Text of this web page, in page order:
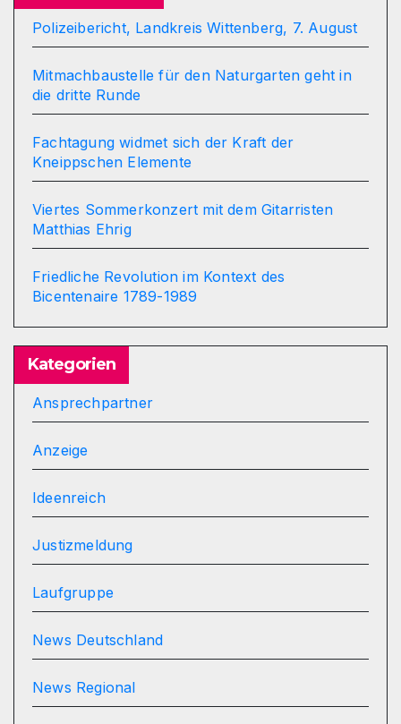
Polizeibericht, Landkreis Wittenberg, 7. August
Mitmachbaustelle für den Naturgarten geht in
die dritte Runde
Fachtagung widmet sich der Kraft der
Kneippschen Elemente
Viertes Sommerkonzert mit dem Gitarristen
Matthias Ehrig
Friedliche Revolution im Kontext des
Bicentenaire 1789-1989
Kategorien
Ansprechpartner
Anzeige
Ideenreich
Justizmeldung
Laufgruppe
News Deutschland
News Regional